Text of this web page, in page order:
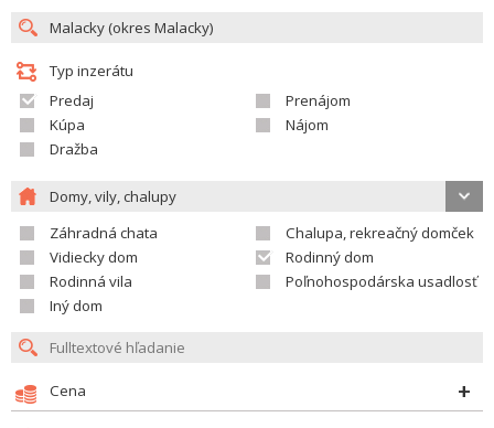
Typ inzerátu
Predaj
Prenájom
Kúpa
Nájom
Dražba
Domy, vily, chalupy
Záhradná chata
Chalupa, rekreačný domček
Vidiecky dom
Rodinný dom
Rodinná vila
Poľnohospodárska usadlosť
Iný dom
Cena